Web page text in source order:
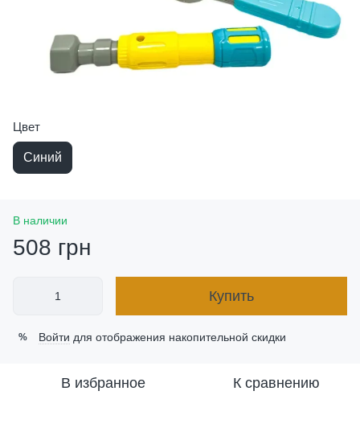
Цвет
Синий
В наличии
508 грн
Купить
% Войти для отображения накопительной скидки
В избранное К сравнению